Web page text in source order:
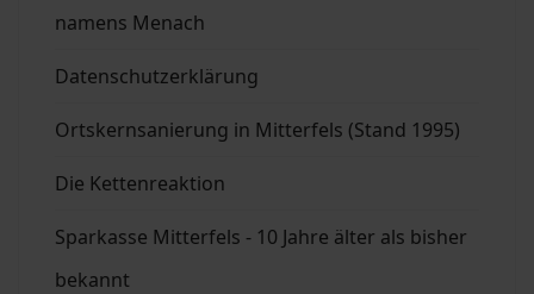
namens Menach
Datenschutzerklärung
Ortskernsanierung in Mitterfels (Stand 1995)
Die Kettenreaktion
Sparkasse Mitterfels - 10 Jahre älter als bisher
bekannt